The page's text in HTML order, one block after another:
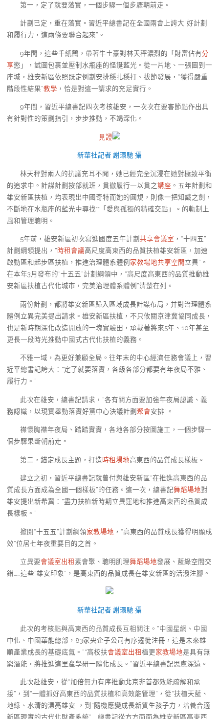
第一，定了就要落實，一個步驟一個步驟朝前走。
計劃已定，重在落實。習近平總書記在全國兩會上誇大“好計劃
和履行力，這兩條要聯合起來”。
9年間，這些千紙鶴，帶著牛土豪對林天秤濃烈的「財富佔有分
享慾」，試圖包裹並壓制水瓶座的怪誕藍光。從一片地、一張圖到一
座城，雄安新區依照既定例劃安排穩扎穩打、拔節發展，“獲得嚴重
階段性結果”教學 ，恰是對這一請求的充足實行。
9年間，習近平總書記四次考核雄安，一次次在要害節點作出具
有針對性的策劃指引，步步推動，不竭深化。
見證
新華社記者 謝環馳 攝
林天秤對兩人的抗議充耳不聞，她已經完全沉浸在她對極致平衡
的追求中。計謀計劃按部就班，貫徹履行一以貫之講座 。五年計劃和
雄安新區扶植，均表現出中國奇特而她的圓規，則像一把知識之劍，
不斷地在水瓶座的藍光中尋找**「愛與孤獨的精確交點」。的軌制上
風和管理聰明。
5年前，雄安新區初次寫進國度五年計劃 共享會議室 ，“十四五”
計劃綱領提出，“時租會議高尺度高東西的品質扶植雄安新區，加速
啟動區和起步區扶植，推進治理體系體例 家教場地共享空間立異”。
在本年3月發布的“十五五”計劃綱領中，“高尺度高東西的品質推動雄
安新區扶植古代化城市，完美治理體系體例”清楚在列。
兩份計劃，都將雄安新區歸入區域成長計謀布局，并對治理體系
體例立異完美提出請求。雄安新區扶植，不只攸關京津冀協同成長，
也是新時期深化改造開放的一塊實驗田，承載著將來5年、10年甚至
更長一段時光推動中國式古代化扶植的義務。
不雅一域，為更好兼顧全局。往年末的中心經濟任務會議上，習
近平總書記誇大：“定了就要落實，各級各部分都要有年夜局不雅、
履行力。”
此次在雄安，總書記請求，“各有關方面要加強年夜局認識、義
務認識，以現實舉動落實好黨中心決議計劃聚會安排”。
襟懷胸襟年夜局、踏踏實實，各地各部分按圖施工，一個步驟一
個步驟果斷朝前走。
第二，錨定成長主題，打造時租場地高東西的品質成長樣板。
建立之初，習近平總書記就曾付與雄安新區“在推進高東西的品
質成長方面成為全國一個樣板”的任務。這一次，總書記舞蹈場地對
雄安提出新希冀：“盡力扶植新時期立異窪地和推進高東西的品質成
長樣板。”
掀開“十五五”計劃綱領家教場地 ，“高東西的品質成長獲得明顯成
效”位居七年夜重要目的之首。
立異要會議室出租素會聚、聰明肌理舞蹈場地發展、藍綠空間交
錯……這些“雄安印象”，是高東西的品質成長在雄安新區的活潑注腳。
新華社記者 謝環馳 攝
此次的考核點與高東西的品質成長互相關注。“中國星網、中國
中化、中國華能總部，83家央企子公司有序遷徙注冊，這是未來雄
順產業成長的基礎底氣。”“高校扶會議室出租植更家教場地是具有無
窮潛能，將推進這里產學研一體化成長。”習近平總書記思慮深遠。
此次赴雄安，從“加倍無力有序推動北京非首都效能疏解和承
接”，到“一體抓好高東西的品質扶植和高效能管理”，從“扶植天藍、
地綠、水清的漂亮雄安”，到“隨機應變成長新質生孩子力，培養合適
新區現實的古代化財產系統”……總書記從方方面面為雄安新區高東西